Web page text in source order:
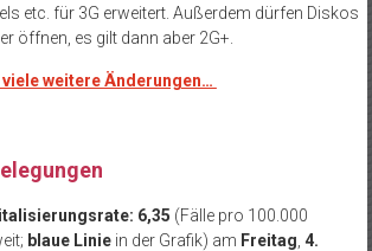
etc. für 3G erweitert. Außerdem dürfen Diskos
öffnen, es gilt dann aber 2G+.
weitere Änderungen…
6,35 (Fälle pro 100.000
blaue Liniein der Grafik) am Freitag 4.